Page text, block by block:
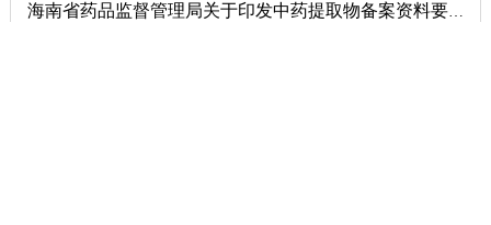
海南省药品监督管理局关于印发中药提取物备案资料要求和审核要点的通知